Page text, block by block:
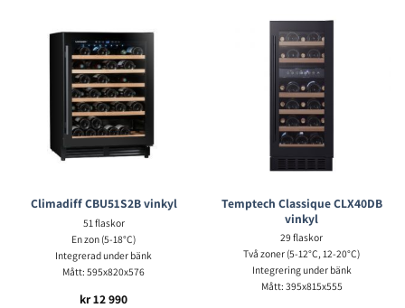
Climadiff CBU51S2B vinkyl
51 flaskor
En zon (5-18°C)
Integrerad under bänk
Mått: 595x820x576
kr12 990
Temptech Classique CLX40DB
vinkyl
29 flaskor
Två zoner (5-12°C, 12-20°C)
Integrering under bänk
Mått: 395x815x555